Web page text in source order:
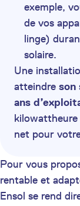
exemple,
de vos
linge)
solaire.
Une
atteindre son
ans
net pour
Pour vous
rentable et
Ensol se rend